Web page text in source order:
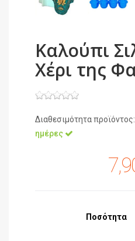
Καλούπι
Χέρι της
Διαθεσιμότητα προϊόντος:
ημέρες
Ποσότητα